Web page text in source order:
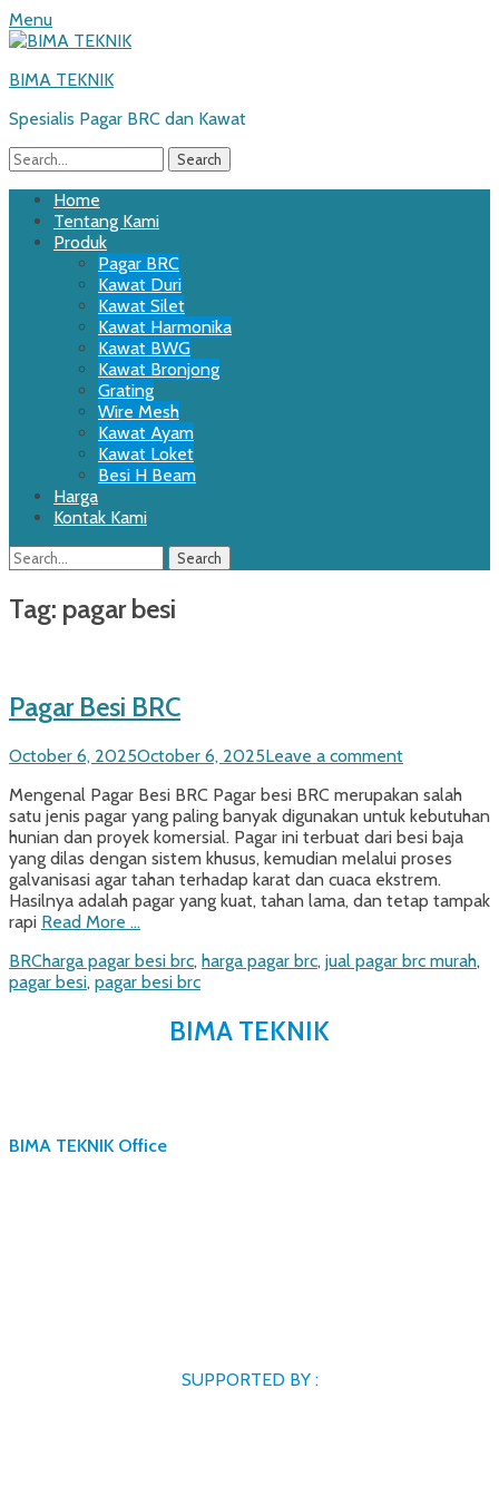
Menu
BIMA TEKNIK
Spesialis Pagar BRC dan Kawat
Search
for:
Primary
Menu
Skip
content
Home
Tentang Kami
Produk
Pagar BRC
Kawat Duri
Kawat Silet
Kawat Harmonika
Kawat BWG
Kawat Bronjong
Grating
Wire Mesh
Kawat Ayam
Kawat Loket
Besi H Beam
Harga
Kontak Kami
Search
Search
for:
Tag: pagar besi
Pagar Besi BRC
Posted
October 6, 2025October 6, 2025Leave a comment
Mengenal Pagar Besi BRC Pagar besi BRC merupakan salah
satu jenis pagar yang paling banyak digunakan untuk kebutuhan
hunian dan proyek komersial. Pagar ini terbuat dari besi baja
yang dilas dengan sistem khusus, kemudian melalui proses
galvanisasi agar tahan terhadap karat dan cuaca ekstrem.
Hasilnya adalah pagar yang kuat, tahan lama, dan tetap tampak
rapi Read More …
Categories
BRCTags
harga pagar besi brc, harga pagar brc, jual pagar brc murah,
pagar besi, pagar besi brc
BIMA TEKNIK
BIMA TEKNIK Office
SUPPORTED BY :